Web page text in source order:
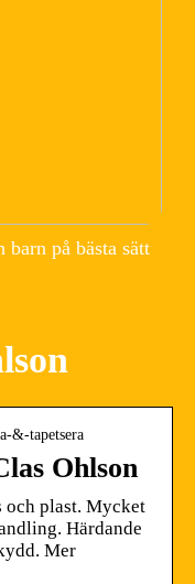
på bästa sätt
&-tapetsera
Ohlson
och plast. Mycket
Härdande
Mer